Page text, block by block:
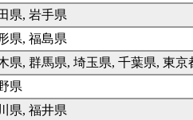
県, 岩手県
県, 福島県
県, 群馬県, 埼玉県, 千葉県, 東京
県
県, 福井県